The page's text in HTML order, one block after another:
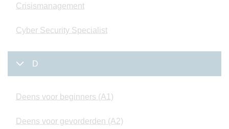
Crisismanagement
Cyber Security Specialist
D
Deens voor beginners (A1)
Deens voor gevorderden (A2)